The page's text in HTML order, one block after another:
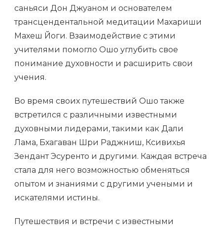
саньяси Дон Джуаном и основателем
трансцендентальной медитации Махариши
Махеш Йоги. Взаимодействие с этими
учителями помогло Ошо углубить свое
понимание духовности и расширить свои
учения.
Во время своих путешествий Ошо также
встретился с различными известными
духовными лидерами, такими как Дали
Лама, Бхагаван Шри Раджниш, Ксивихья
Зендант Эсуренто и другими. Каждая встреча
стала для него возможностью обменяться
опытом и знаниями с другими учеными и
искателями истины.
Путешествия и встречи с известными